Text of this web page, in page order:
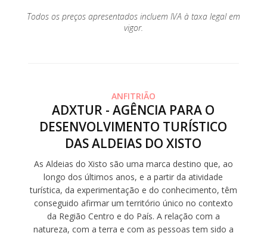
Todos os preços apresentados incluem IVA à taxa legal em
vigor.
ANFITRIÃO
ADXTUR - AGÊNCIA PARA O
DESENVOLVIMENTO TURÍSTICO
DAS ALDEIAS DO XISTO
As Aldeias do Xisto são uma marca destino que, ao
longo dos últimos anos, e a partir da atividade
turística, da experimentação e do conhecimento, têm
conseguido afirmar um território único no contexto
da Região Centro e do País. A relação com a
natureza, com a terra e com as pessoas tem sido a